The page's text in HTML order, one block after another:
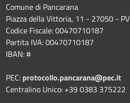
Comune di Pancarana
Piazza della Vittoria, 11 - 27050 - PV
Codice Fiscale: 00470710187
Partita IVA: 00470710187
IBAN: #
PEC: protocollo.pancarana@pec.it
Centralino Unico: +39 0383 375222